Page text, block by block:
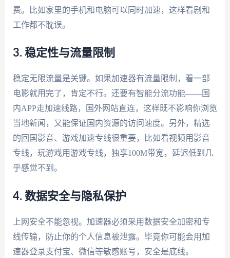
费。比如家里的手机和电脑可以同时加速，这样看剧和
工作都不耽误。
3. 稳定性与流量限制
稳定无限流量是关键。如果加速器有流量限制，看一部
电影就用完了，肯定不行。还要有智能分流功能——国
内APP走加速线路，国外网站直连，这样既不影响你浏览
当地新闻，又能保证国内资源的访问速度。另外，精选
的回国影音、游戏加速专线很重要，比如看视频用影音
专线，玩游戏用游戏专线，独享100M带宽，延迟低到几
乎感觉不到。
4. 数据安全与隐私保护
上网安全不能忽视。加速器必须采用数据安全加密和专
线传输，防止你的个人信息被泄露。毕竟你可能会用加
速器登录支付宝、微信等敏感账号，安全是底线。